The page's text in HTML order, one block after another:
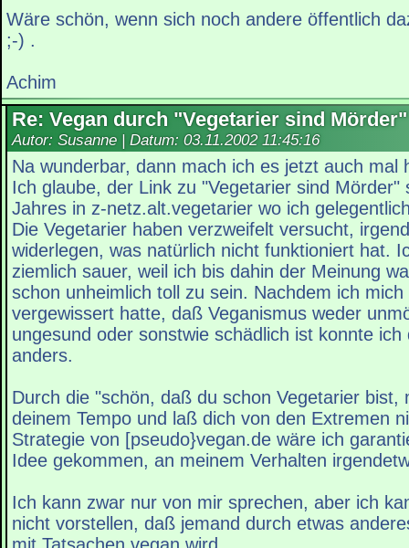
Wäre schön, wenn sich noch andere öffentlich
;-) .
Achim
Re: Vegan durch "Vegetarier sind Mörder"
Autor: Susanne | Datum: 03.11.2002 11:45:16
Na wunderbar, dann mach ich es jetzt auch mal
Ich glaube, der Link zu "Vegetarier sind Mörder"
Jahres in z-netz.alt.vegetarier wo ich
Die Vegetarier haben verzweifelt versucht,
widerlegen, was natürlich nicht funktioniert hat.
ziemlich sauer, weil ich bis dahin der Meinung
schon unheimlich toll zu sein. Nachdem ich
vergewissert hatte, daß Veganismus weder
ungesund oder sonstwie schädlich ist konnte
anders.
Durch die "schön, daß du schon Vegetarier bist,
deinem Tempo und laß dich von den Extremen
Strategie von [pseudo}vegan.de wäre ich
Idee gekommen, an meinem Verhalten
Ich kann zwar nur von mir sprechen, aber ich
nicht vorstellen, daß jemand durch etwas